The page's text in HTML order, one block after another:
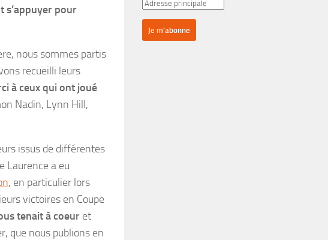
s’appuyer pour
nous sommes partis
recueilli leurs
à ceux qui ont joué
Nadin, Lynn Hill,
issus de différentes
Laurence a eu
, en particulier lors
victoires en Coupe
tenait à coeur et
que nous publions en